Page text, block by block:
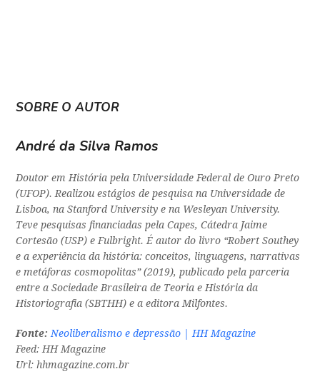
SOBRE O AUTOR
André da Silva Ramos
Doutor em História pela Universidade Federal de Ouro Preto
(UFOP). Realizou estágios de pesquisa na Universidade de
Lisboa, na Stanford University e na Wesleyan University.
Teve pesquisas financiadas pela Capes, Cátedra Jaime
Cortesão (USP) e Fulbright. É autor do livro “Robert Southey
e a experiência da história: conceitos, linguagens, narrativas
e metáforas cosmopolitas” (2019), publicado pela parceria
entre a Sociedade Brasileira de Teoria e História da
Historiografia (SBTHH) e a editora Milfontes.
Fonte: Neoliberalismo e depressão | HH Magazine
Feed: HH Magazine
Url: hhmagazine.com.br